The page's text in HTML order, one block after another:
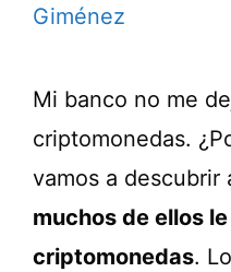
Giménez
Mi banco no me
criptomonedas.
vamos a descubrir
muchos de ellos
criptomonedas.